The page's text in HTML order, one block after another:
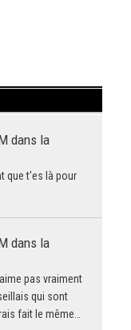
dans la
que t'es là pour
dans la
pas vraiment
qui sont
fait le même…